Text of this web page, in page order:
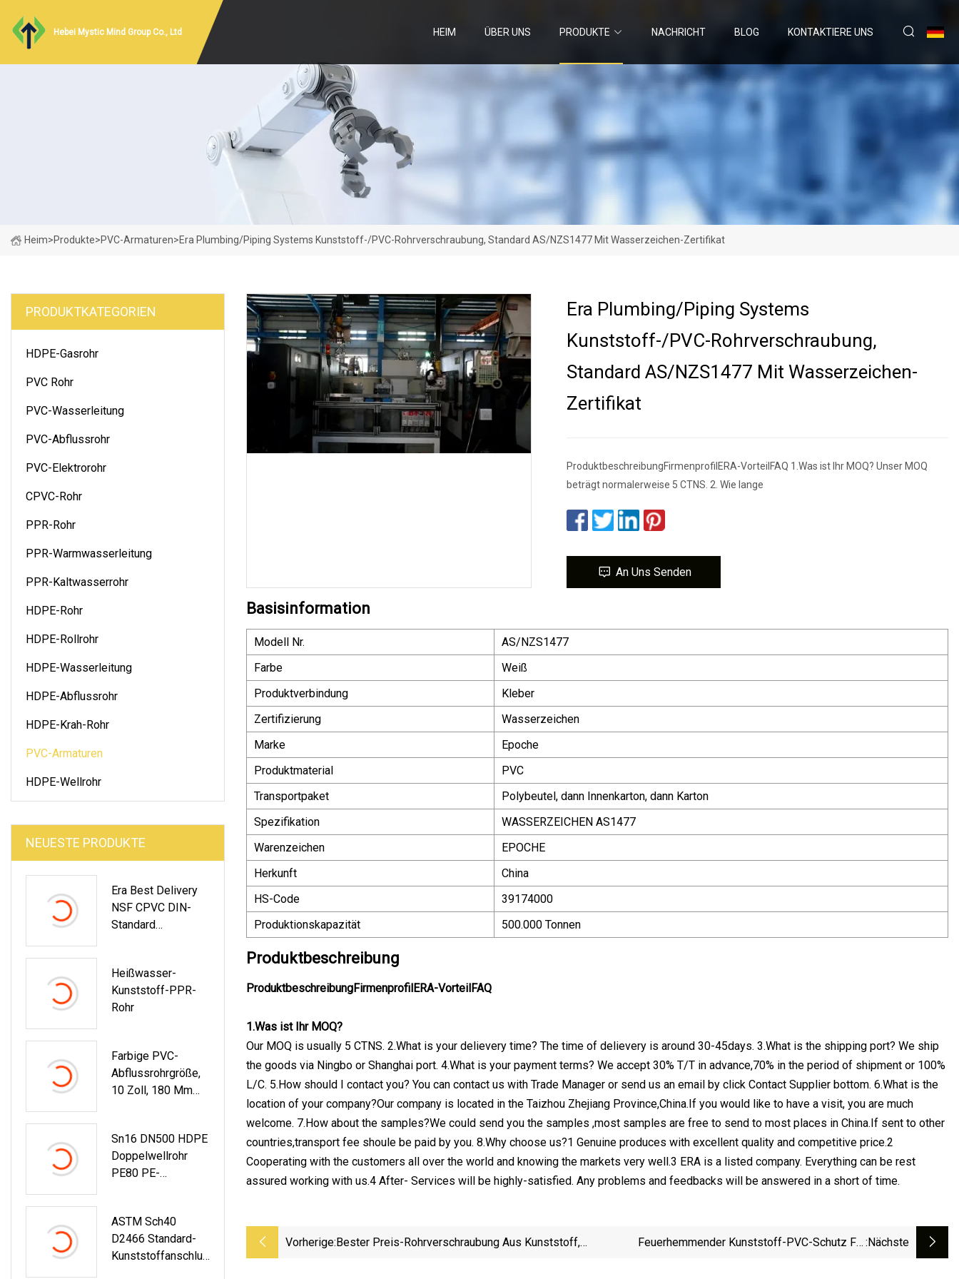
Hebei Mystic Mind Group Co., Ltd HEIM ÜBER UNS PRODUKTE NACHRICHT BLOG KONTAKTIERE UNS
Heim>Produkte>PVC-Armaturen>Era Plumbing/Piping Systems Kunststoff-/PVC-Rohrverschraubung, Standard AS/NZS1477 Mit Wasserzeichen-Zertifikat
PRODUKTKATEGORIEN
HDPE-Gasrohr
PVC Rohr
PVC-Wasserleitung
PVC-Abflussrohr
PVC-Elektrorohr
CPVC-Rohr
PPR-Rohr
PPR-Warmwasserleitung
PPR-Kaltwasserrohr
HDPE-Rohr
HDPE-Rollrohr
HDPE-Wasserleitung
HDPE-Abflussrohr
HDPE-Krah-Rohr
PVC-Armaturen
HDPE-Wellrohr
NEUESTE PRODUKTE
Era Best Delivery
NSF CPVC DIN-
Standard
Messinggewinde-
Außenadapter
Heißwasser-
Kunststoff-PPR-
Rohr
Farbige PVC-
Abflussrohrgröße,
10 Zoll, 180 Mm
Sn16 DN500 HDPE
Doppelwellrohr
PE80 PE-
ASTM Sch40
D2466 Standard-
Kunststoffanschlus
Era Plumbing/Piping Systems
Kunststoff-/PVC-Rohrverschraubung,
Standard AS/NZS1477 Mit Wasserzeichen-
Zertifikat
ProduktbeschreibungFirmenprofilERA-VorteilFAQ 1.Was ist Ihr MOQ? Unser MOQ
beträgt normalerweise 5 CTNS. 2. Wie lange
An Uns Senden
Basisinformation
Modell Nr.
AS/NZS1477
Farbe
Weiß
Produktverbindung
Kleber
Zertifizierung
Wasserzeichen
Marke
Epoche
Produktmaterial
PVC
Transportpaket
Polybeutel, dann Innenkarton, dann Karton
Spezifikation
WASSERZEICHEN AS1477
Warenzeichen
EPOCHE
Herkunft
China
HS-Code
39174000
Produktionskapazität
500.000 Tonnen
Produktbeschreibung
ProduktbeschreibungFirmenprofilERA-VorteilFAQ
1.Was ist Ihr MOQ?
Our MOQ is usually 5 CTNS. 2.What is your delievery time? The time of delievery is around 30-45days. 3.What is the shipping port? We ship
the goods via Ningbo or Shanghai port. 4.What is your payment terms? We accept 30% T/T in advance,70% in the period of shipment or 100%
L/C. 5.How should I contact you? You can contact us with Trade Manager or send us an email by click Contact Supplier bottom. 6.What is the
location of your company?Our company is located in the Taizhou Zhejiang Province,China.If you would like to have a visit, you are much
welcome. 7.How about the samples?We could send you the samples ,most samples are free to send to most places in China.If sent to other
countries,transport fee shoule be paid by you. 8.Why choose us?1 Genuine produces with excellent quality and competitive price.2
Cooperating with the customers all over the world and knowing the markets very well.3 ERA is a listed company. Everything can be rest
assured working with us.4 After- Services will be highly-satisfied. Any problems and feedbacks will be answered in a short of time.
Vorherige:Bester Preis-Rohrverschraubung Aus Kunststoff,
Feuerhemmender Kunststoff-PVC-Schutz Für :nächste